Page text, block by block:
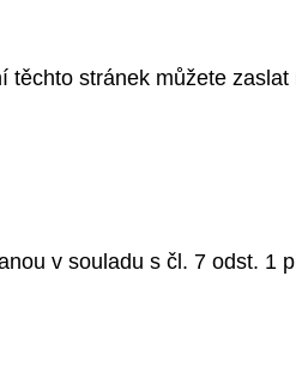
těchto stránek můžete zaslat
v souladu s čl. 7 odst. 1